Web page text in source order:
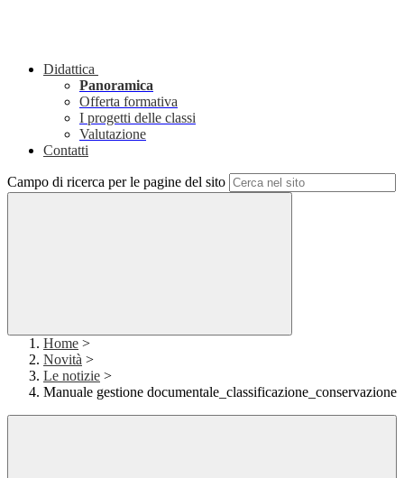
Didattica
Panoramica
Offerta formativa
I progetti delle classi
Valutazione
Contatti
Campo di ricerca per le pagine del sito
Home >
Novità >
Le notizie >
Manuale gestione documentale_classificazione_conservazione